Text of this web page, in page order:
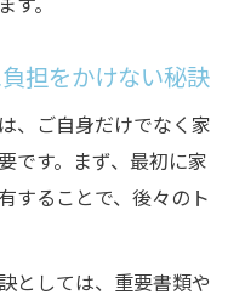
。
担をかけない秘訣
、ご自身だけでなく家
です。まず、最初に家
することで、後々のト
としては、重要書類や
はこちら